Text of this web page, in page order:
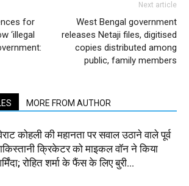
for
‘illegal
Next article
West Bengal government
releases Netaji files, digitised
copies distributed among
public, family members
MORE FROM AUTHOR
कोहली की महानता पर सवाल उठाने वाले पूर्व
क्रिकेटर को माइकल वॉन ने किया
रोहित शर्मा के फैंस के लिए बुरी...